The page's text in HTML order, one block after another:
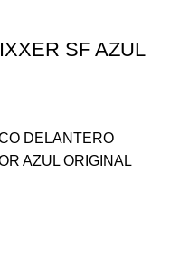
SF AZUL
DELANTERO
AZUL ORIGINAL